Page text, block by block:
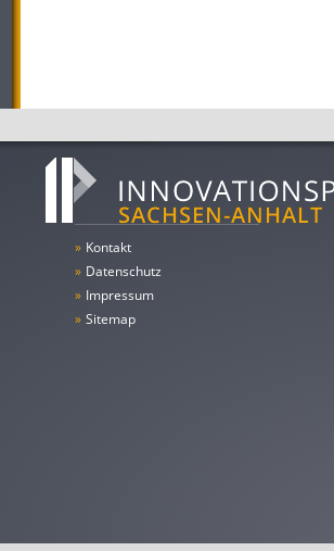
» Kontakt
» Datenschutz
» Impressum
» Sitemap